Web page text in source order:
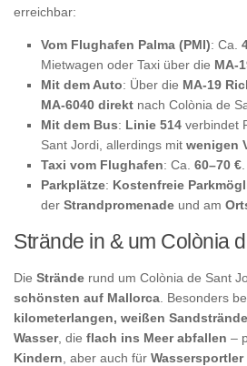
erreichbar:
Vom Flughafen Palma (PMI): Ca.
Mietwagen oder Taxi über die MA-
Mit dem Auto: Über die MA-19
MA-6040 direkt nach Colònia de
Mit dem Bus: Linie 514 verbindet
Sant Jordi, allerdings mit wenigen
Taxi vom Flughafen: Ca. 60–70 €
Parkplätze: Kostenfreie
der Strandpromenade und am
Strände in & um Colònia
Die Strände rund um Colònia de Sant
schönsten auf Mallorca . Besonders
kilometerlangen, weißen
Wasser, die flach ins Meer abfallen –
Kindern , aber auch für Wassersportler